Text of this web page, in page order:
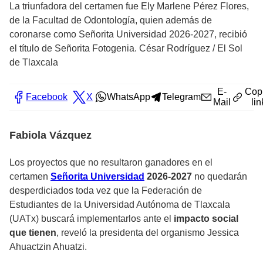
La triunfadora del certamen fue Ely Marlene Pérez Flores,
de la Facultad de Odontología, quien además de
coronarse como Señorita Universidad 2026-2027, recibió
el título de Señorita Fotogenia. César Rodríguez / El Sol
de Tlaxcala
Facebook X WhatsApp Telegram
E-
Mail
Fabiola Vázquez
Los proyectos que no resultaron ganadores en el
certamen Señorita Universidad 2026-2027 no quedarán
desperdiciados toda vez que la Federación de
Estudiantes de la Universidad Autónoma de Tlaxcala
(UATx) buscará implementarlos ante el impacto social
que tienen, reveló la presidenta del organismo Jessica
Ahuactzin Ahuatzi.